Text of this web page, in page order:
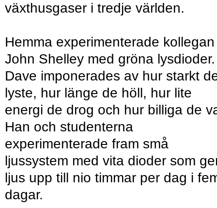
växthusgaser i tredje världen.
Hemma experimenterade kollegan
John Shelley med gröna lysdioder.
Dave imponerades av hur starkt
lyste, hur länge de höll, hur lite
energi de drog och hur billiga de
Han och studenterna
experimenterade fram små
ljussystem med vita dioder som
ljus upp till nio timmar per dag i
dagar.